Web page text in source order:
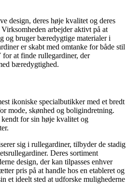
design, deres høje kvalitet og deres
arbejder aktivt på at
og bruger bæredygtige materialer i
er skabt med omtanke for både stil
at finde rullegardiner, der
bæredygtighed.
ikoniske specialbutikker med et bredt
mode, skønhed og boligindretning.
for sin høje kvalitet og
sig i rullegardiner, tilbyder de stadig
Deres sortiment
design, der kan tilpasses enhver
pris på at handle hos en etableret og
et ideelt sted at udforske mulighederne